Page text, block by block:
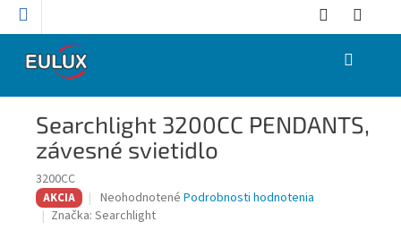
Prejsť
NÁKUPNÝ
Searchlight 3200CC PENDANTS,
závesné svietidlo
3200CC
AKCIA
Priemerné
hodnotenie
Neohodnotené Podrobnosti hodnotenia
Značka: Searchlight